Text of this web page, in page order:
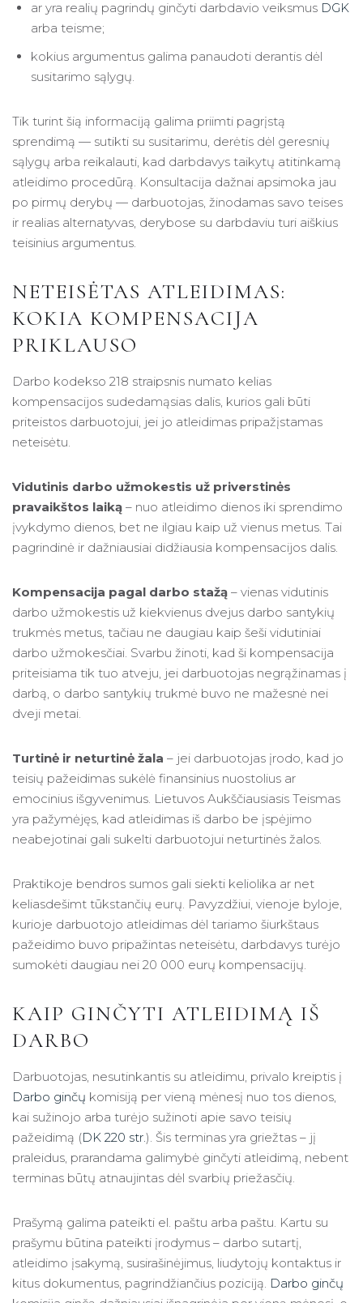
ar yra realių pagrindų ginčyti darbdavio veiksmus DGK
arba teisme;
kokius argumentus galima panaudoti derantis dėl
susitarimo sąlygų.
Tik turint šią informaciją galima priimti pagrįstą
sprendimą — sutikti su susitarimu, derėtis dėl geresnių
sąlygų arba reikalauti, kad darbdavys taikytų atitinkamą
atleidimo procedūrą. Konsultacija dažnai apsimoka jau
po pirmų derybų — darbuotojas, žinodamas savo teises
ir realias alternatyvas, derybose su darbdaviu turi aiškius
teisinius argumentus.
NETEISĖTAS ATLEIDIMAS:
KOKIA KOMPENSACIJA
PRIKLAUSO
Darbo kodekso 218 straipsnis numato kelias
kompensacijos sudedamąsias dalis, kurios gali būti
priteistos darbuotojui, jei jo atleidimas pripažįstamas
neteisėtu.
Vidutinis darbo užmokestis už priverstinės
pravaikštos laiką – nuo atleidimo dienos iki sprendimo
įvykdymo dienos, bet ne ilgiau kaip už vienus metus. Tai
pagrindinė ir dažniausiai didžiausia kompensacijos dalis.
Kompensacija pagal darbo stažą – vienas vidutinis
darbo užmokestis už kiekvienus dvejus darbo santykių
trukmės metus, tačiau ne daugiau kaip šeši vidutiniai
darbo užmokesčiai. Svarbu žinoti, kad ši kompensacija
priteisiama tik tuo atveju, jei darbuotojas negrąžinamas į
darbą, o darbo santykių trukmė buvo ne mažesnė nei
dveji metai.
Turtinė ir neturtinė žala – jei darbuotojas įrodo, kad jo
teisių pažeidimas sukėlė finansinius nuostolius ar
emocinius išgyvenimus. Lietuvos Aukščiausiasis Teismas
yra pažymėjęs, kad atleidimas iš darbo be įspėjimo
neabejotinai gali sukelti darbuotojui neturtinės žalos.
Praktikoje bendros sumos gali siekti keliolika ar net
keliasdešimt tūkstančių eurų. Pavyzdžiui, vienoje byloje,
kurioje darbuotojo atleidimas dėl tariamo šiurkštaus
pažeidimo buvo pripažintas neteisėtu, darbdavys turėjo
sumokėti daugiau nei 20 000 eurų kompensacijų.
KAIP GINČYTI ATLEIDIMĄ IŠ
DARBO
Darbuotojas, nesutinkantis su atleidimu, privalo kreiptis į
Darbo ginčų komisiją per vieną mėnesį nuo tos dienos,
kai sužinojo arba turėjo sužinoti apie savo teisių
pažeidimą (DK 220 str.). Šis terminas yra griežtas – jį
praleidus, prarandama galimybė ginčyti atleidimą, nebent
terminas būtų atnaujintas dėl svarbių priežasčių.
Prašymą galima pateikti el. paštu arba paštu. Kartu su
prašymu būtina pateikti įrodymus – darbo sutartį,
atleidimo įsakymą, susirašinėjimus, liudytojų kontaktus ir
kitus dokumentus, pagrindžiančius poziciją. Darbo ginčų